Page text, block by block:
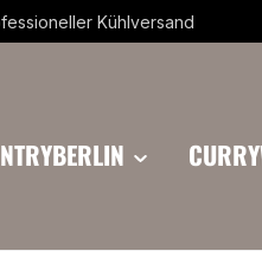
Kühlversand